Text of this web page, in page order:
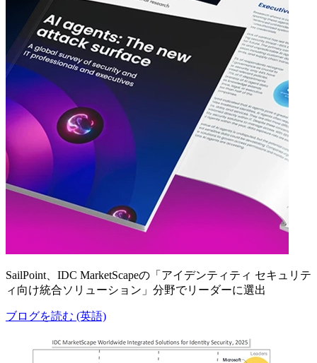
SailPoint、IDC MarketScapeの「アイデンティティ セキュリテ
ィ向け統合ソリューション」分野でリーダーに選出
ブログを読む (英語)